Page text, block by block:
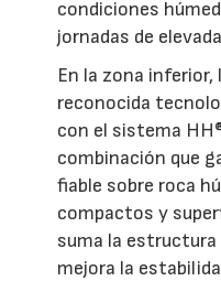
condiciones
jornadas de
En la zona inferior,
reconocida
con el sistema
combinación que
fiable sobre roca
compactos y
suma la estructura
mejora la